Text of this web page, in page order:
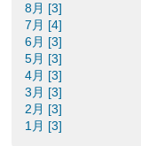
8月 [3]
7月 [4]
6月 [3]
5月 [3]
4月 [3]
3月 [3]
2月 [3]
1月 [3]